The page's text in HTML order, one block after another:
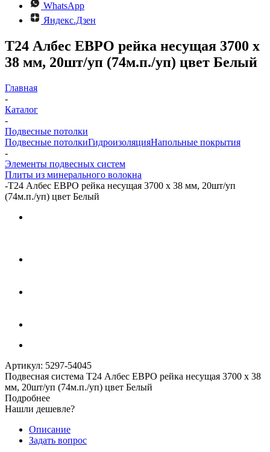
WhatsApp
Яндекс.Дзен
Т24 Албес ЕВРО рейка несущая 3700 x
38 мм, 20шт/уп (74м.п./уп) цвет Белый
Главная
-
Каталог
-
Подвесные потолки
Подвесные потолкиГидроизоляцияНапольные покрытия
-
Элементы подвесных систем
Плиты из минерального волокна
-Т24 Албес ЕВРО рейка несущая 3700 x 38 мм, 20шт/уп
(74м.п./уп) цвет Белый
Артикул: 5297-54045
Подвесная система Т24 Албес ЕВРО рейка несущая 3700 x 38
мм, 20шт/уп (74м.п./уп) цвет Белый
Подробнее
Нашли дешевле?
Описание
Задать вопрос